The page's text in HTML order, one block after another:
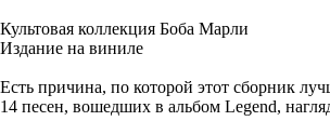
Культовая коллекция Боба Марли
Издание на виниле
Есть причина, по которой этот сборник
14 песен, вошедших в альбом Legend,